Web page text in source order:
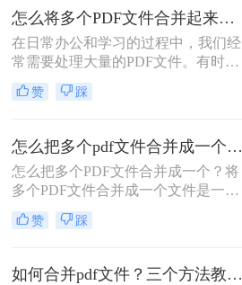
合并成一个文件用什么软件呢？接下
来，我将为您详细介绍几款值得推荐
的PDF合并工具。
怎么将多个PDF文件合并起来呢？转转大师这二方法十分简单!
​在日常办公和学习的过程中，我们经
常需要处理大量的PDF文件。有时
候，为了方便查阅或整理，我们需要
将这些文件合并为一个文件。转转大
可以帮助我们轻松实现多个PDF文件
的合并。那么怎么将多个PDF文件合
并起来呢？下面将为您介绍两种常用
的方法。
赞 踩
怎么把多个pdf文件合并成一个？这四个方法就够用啦！
怎么把多个PDF文件合并成一个？将
多个PDF文件合并成一个文件是一项
相对简单的任务，可以通过多种方法
完成，包括使用专门的软件、在线工
方法：
赞 踩
如何合并pdf文件？三个方法教会你！